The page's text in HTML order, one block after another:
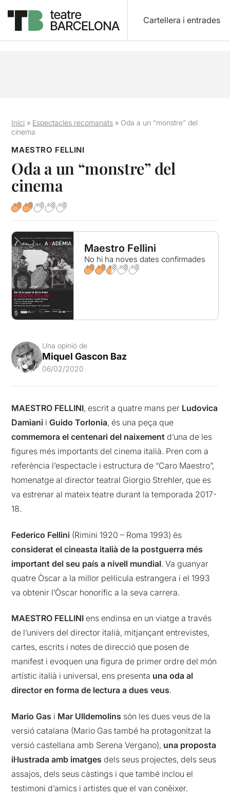
Cartellera i entrades
Inici » Espectacles recomanats » Oda a un “monstre” del
cinema
MAESTRO FELLINI
Oda a un “monstre” del
cinema
Maestro Fellini
No hi ha noves dates confirmades
Una opinió de
Miquel Gascon Baz
06/02/2020
MAESTRO FELLINI, escrit a quatre mans per Ludovica
Damiani i Guido Torlonia, és una peça que
commemora el centenari del naixement d’una de les
figures més importants del cinema italià. Pren com a
referència l’espectacle i estructura de “Caro Maestro”,
homenatge al director teatral Giorgio Strehler, que es
va estrenar al mateix teatre durant la temporada 2017-
18.
Federico Fellini (Rimini 1920 – Roma 1993) és
considerat el cineasta italià de la postguerra més
important del seu país a nivell mundial. Va guanyar
quatre Òscar a la millor pel·lícula estrangera i el 1993
va obtenir l’Òscar honorífic a la seva carrera.
MAESTRO FELLINI ens endinsa en un viatge a través
de l’univers del director italià, mitjançant entrevistes,
cartes, escrits i notes de direcció que posen de
manifest i evoquen una figura de primer ordre del món
artístic italià i universal, ens presenta una oda al
director en forma de lectura a dues veus.
Mario Gas i Mar Ulldemolins són les dues veus de la
versió catalana (Mario Gas també ha protagonitzat la
versió castellana amb Serena Vergano), una proposta
il·lustrada amb imatges dels seus projectes, dels seus
assajos, dels seus càstings i que també inclou el
testimoni d’amics i artistes que el van conèixer.